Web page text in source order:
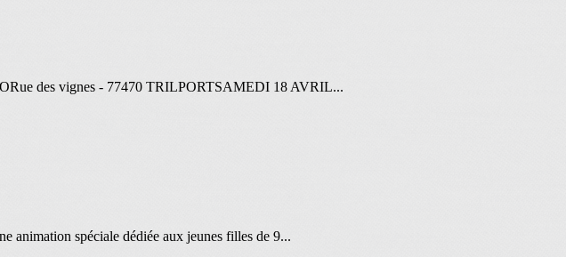
des vignes - 77470 TRILPORTSAMEDI 18 AVRIL...
animation spéciale dédiée aux jeunes filles de 9...